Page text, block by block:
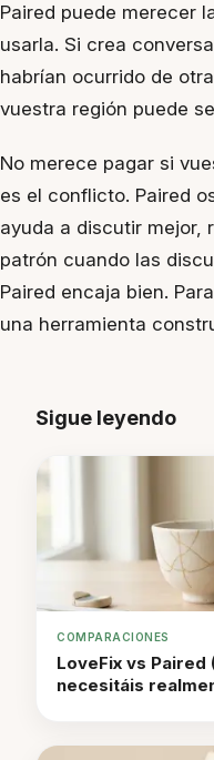
Paired puede merecer
usarla. Si crea
habrían ocurrido de
vuestra región puede
No merece pagar si
es el conflicto. Paired
ayuda a discutir mejor,
patrón cuando las
Paired encaja bien.
una herramienta
Sigue leyendo
COMPARACIONES
LoveFix vs
necesitáis